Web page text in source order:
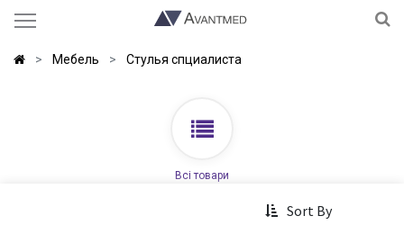
Мебель Стулья спциалиста
Всі товари
Sort By